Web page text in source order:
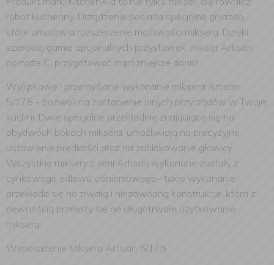
robot kuchenny. Urządzenie posiada specjalne gniazdo,
które umożliwia rozszerzenie możliwości miksera. Dzięki
szerokiej gamie opcjonalnych przystawek, mikser Artisan
pomoże Ci przygotować najróżniejsze dania!
Wyjątkowe i przemyślane wykonanie miksera Artisan
5/175 - pozwoli na zastąpienie innych przyrządów w Twojej
kuchni. Dwie specjalne przekładnie znajdujące się na
obydwóch bokach miksera, umożliwiają na precyzyjne
ustawienie prędkości oraz na zablokowanie głowicy.
Wszystkie miksery z serii Artisan wykonane zostały z
cynkowego odlewu ciśnieniowego– takie wykonanie
przekłada się na trwałą i niezawodną konstrukcje, która z
pewnością przełoży się na długotrwałe użytkowanie
miksera.
Wyposażenie Miksera Artisan 5/175 :